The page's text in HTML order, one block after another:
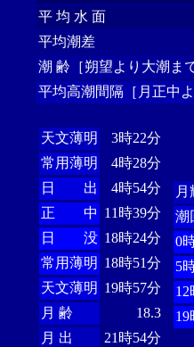
平 均 水 面
平均潮差
潮 齢［朔望より大潮まで
平均高潮間隔［月正中よ
天文薄明
3時22分
常用薄明
4時28分
日 出
4時54分
正 中 11時39分
日 没 18時24分
常用薄明 18時51分
天文薄明 19時57分
月 齢
18.3
月 出
21時54分
月
潮
0
5
12
19